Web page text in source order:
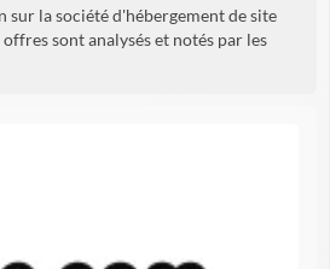
sur la société d'hébergement de site
sont analysés et notés par les